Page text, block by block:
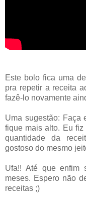
Este bolo fica uma
pra repetir a receita
fazê-lo novamente
Uma sugestão: Faça
fique mais alto. Eu fiz
quantidade da
gostoso do mesmo
Ufa!! Até que
meses. Espero não
receitas ;)